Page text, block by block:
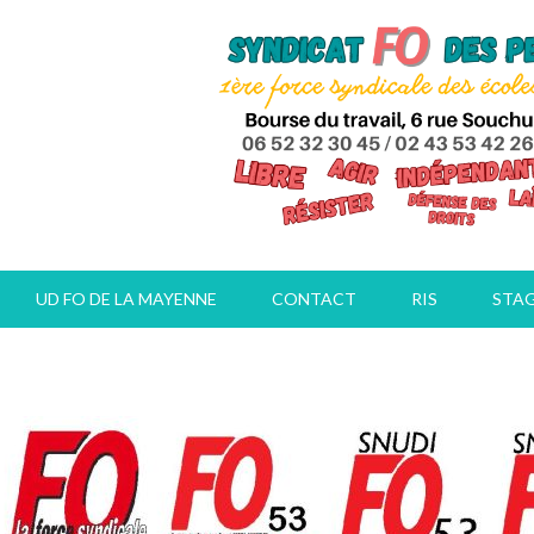
UD FO DE LA MAYENNE CONTACT RIS